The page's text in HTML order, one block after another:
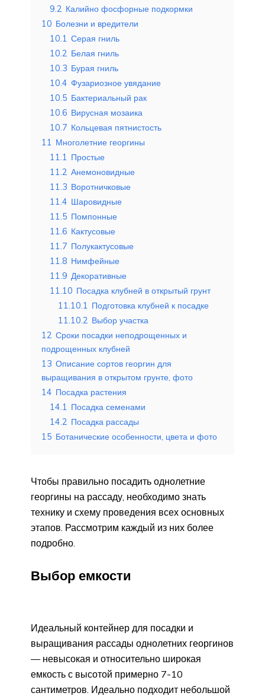
9.2 Калийно фосфорные подкормки
10 Болезни и вредители
10.1 Серая гниль
10.2 Белая гниль
10.3 Бурая гниль
10.4 Фузариозное увядание
10.5 Бактериальный рак
10.6 Вирусная мозаика
10.7 Кольцевая пятнистость
11 Многолетние георгины
11.1 Простые
11.2 Анемоновидные
11.3 Воротничковые
11.4 Шаровидные
11.5 Помпонные
11.6 Кактусовые
11.7 Полукактусовые
11.8 Нимфейные
11.9 Декоративные
11.10 Посадка клубней в открытый грунт
11.10.1 Подготовка клубней к посадке
11.10.2 Выбор участка
12 Сроки посадки неподрощенных и
подрощенных клубней
13 Описание сортов георгин для
выращивания в открытом грунте, фото
14 Посадка растения
14.1 Посадка семенами
14.2 Посадка рассады
15 Ботанические особенности, цвета и фото
Чтобы правильно посадить однолетние
георгины на рассаду, необходимо знать
технику и схему проведения всех основных
этапов. Рассмотрим каждый из них более
подробно.
Выбор емкости
Идеальный контейнер для посадки и
выращивания рассады однолетних георгинов
— невысокая и относительно широкая
емкость с высотой примерно 7-10
сантиметров. Идеально подходит небольшой